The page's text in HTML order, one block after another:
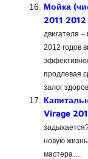
Мойка
2011 2012
двигателя
2012 годов
продлевая
залог
Virage
новую
мастера….